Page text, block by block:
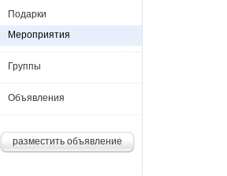
Подарки
Мероприятия
Группы
Объявления
разместить объявление